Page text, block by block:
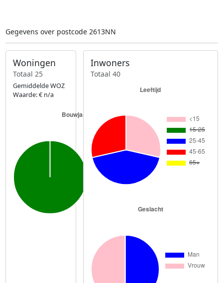
Gegevens over postcode 2613NN
Woningen
Totaal 25
Gemiddelde WOZ
Waarde: € n/a
Inwoners
Totaal 40